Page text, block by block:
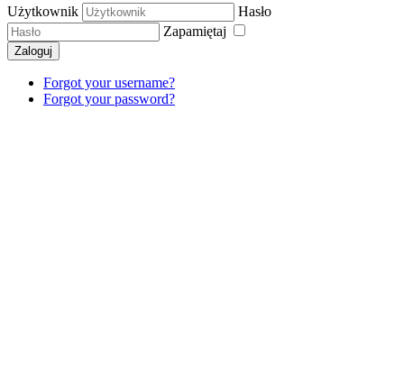
Użytkownik
Hasło
Zapamiętaj
Zaloguj
Forgot your username?
Forgot your password?